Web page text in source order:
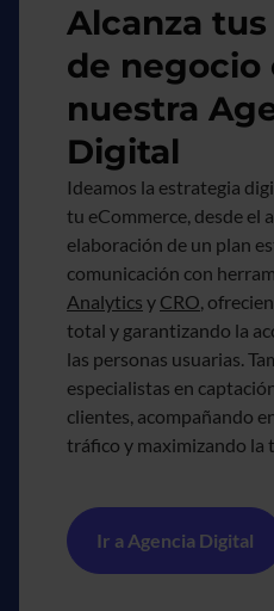
Alcanza
de negocio
nuestra
Digital
Ideamos la estrategia
tu eCommerce, desde el
elaboración de un plan
comunicación con
Analytics y CRO,
total y garantizando la
las personas usuarias.
especialistas en
clientes, acompañando
tráfico y maximizando la
Ir a Agencia Digital